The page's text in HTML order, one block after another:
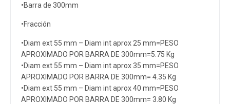
•Barra de 300mm
•Fracción
•Diam ext 55 mm – Diam int aprox 25 mm=PESO
APROXIMADO POR BARRA DE 300mm=5.75 Kg
•Diam ext 55 mm – Diam int aprox 35 mm=PESO
APROXIMADO POR BARRA DE 300mm= 4.35 Kg
•Diam ext 55 mm – Diam int aprox 40 mm=PESO
APROXIMADO POR BARRA DE 300mm= 3.80 Kg